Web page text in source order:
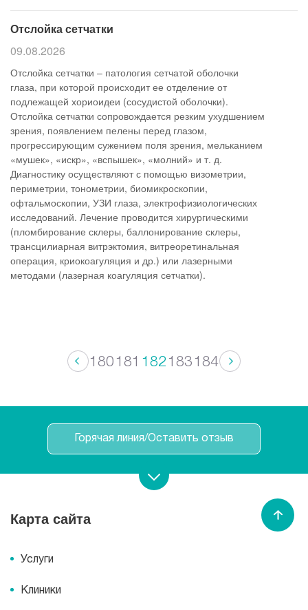
Отслойка сетчатки
09.08.2026
Отслойка сетчатки – патология сетчатой оболочки
глаза, при которой происходит ее отделение от
подлежащей хориоидеи (сосудистой оболочки).
Отслойка сетчатки сопровождается резким ухудшением
зрения, появлением пелены перед глазом,
прогрессирующим сужением поля зрения, мельканием
«мушек», «искр», «вспышек», «молний» и т. д.
Диагностику осуществляют с помощью визометрии,
периметрии, тонометрии, биомикроскопии,
офтальмоскопии, УЗИ глаза, электрофизиологических
исследований. Лечение проводится хирургическими
(пломбирование склеры, баллонирование склеры,
трансцилиарная витрэктомия, витреоретинальная
операция, криокоагуляция и др.) или лазерными
методами (лазерная коагуляция сетчатки).
180 181 182 183 184
Горячая линия/Оставить отзыв
Записаться на прием
Карта сайта
Услуги
Клиники